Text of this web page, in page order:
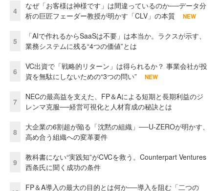
4
なぜ「お客様は神様です」は間違っているのか──データ分
析の巨匠フェーダー教授が明かす「CLV」の本質
NEW
5
「AIで作れるからSaaSは不要」は本当か。ラクスが示す、
業務システムに残る“4つの価値”とは
6
VC出資で「戦略的リターン」は得られるか？ 事業会社が投
資を無駄にしないための“3つの問い”
NEW
7
NECの最高益を支えた、FP＆Aによる短期と長期利益のジ
レンマ克服──経営可視化と人材育成の秘訣とは
8
大企業の6割超が陥る「沈黙の組織」──U-ZEROが明かす、
高め合う組織への変革要件
9
教科書にない“実践知”がCVCを救う。Counterpart Ventures
西条氏に聞く成功の条件
FP＆A導入の最大の目的とは何か──導入を阻む「二つの